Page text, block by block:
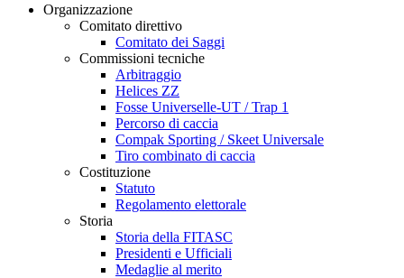
Organizzazione
Comitato direttivo
Comitato dei Saggi
Commissioni tecniche
Arbitraggio
Helices ZZ
Fosse Universelle-UT / Trap 1
Percorso di caccia
Compak Sporting / Skeet Universale
Tiro combinato di caccia
Costituzione
Statuto
Regolamento elettorale
Storia
Storia della FITASC
Presidenti e Ufficiali
Medaglie al merito